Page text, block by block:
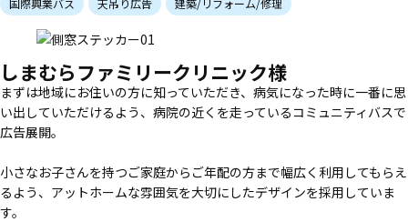
国際興業バス 天吊り広告 建築/リフォーム/修理
しまむらファミリークリニック様
まずは地域にお住いの方に知っていただき、病気になった時に一番に思
い出していただけるよう、病院の近くを走っているコミュニティバスで
広告展開。
小さなお子さんを持つご家庭からご年配の方まで幅広く利用してもらえ
るよう、アットホームな雰囲気を大切にしたデザインを採用していま
す。